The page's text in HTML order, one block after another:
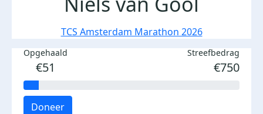
TCS Amsterdam Marathon 2026
Opgehaald
€51
Streefbedrag
€750
Doneer